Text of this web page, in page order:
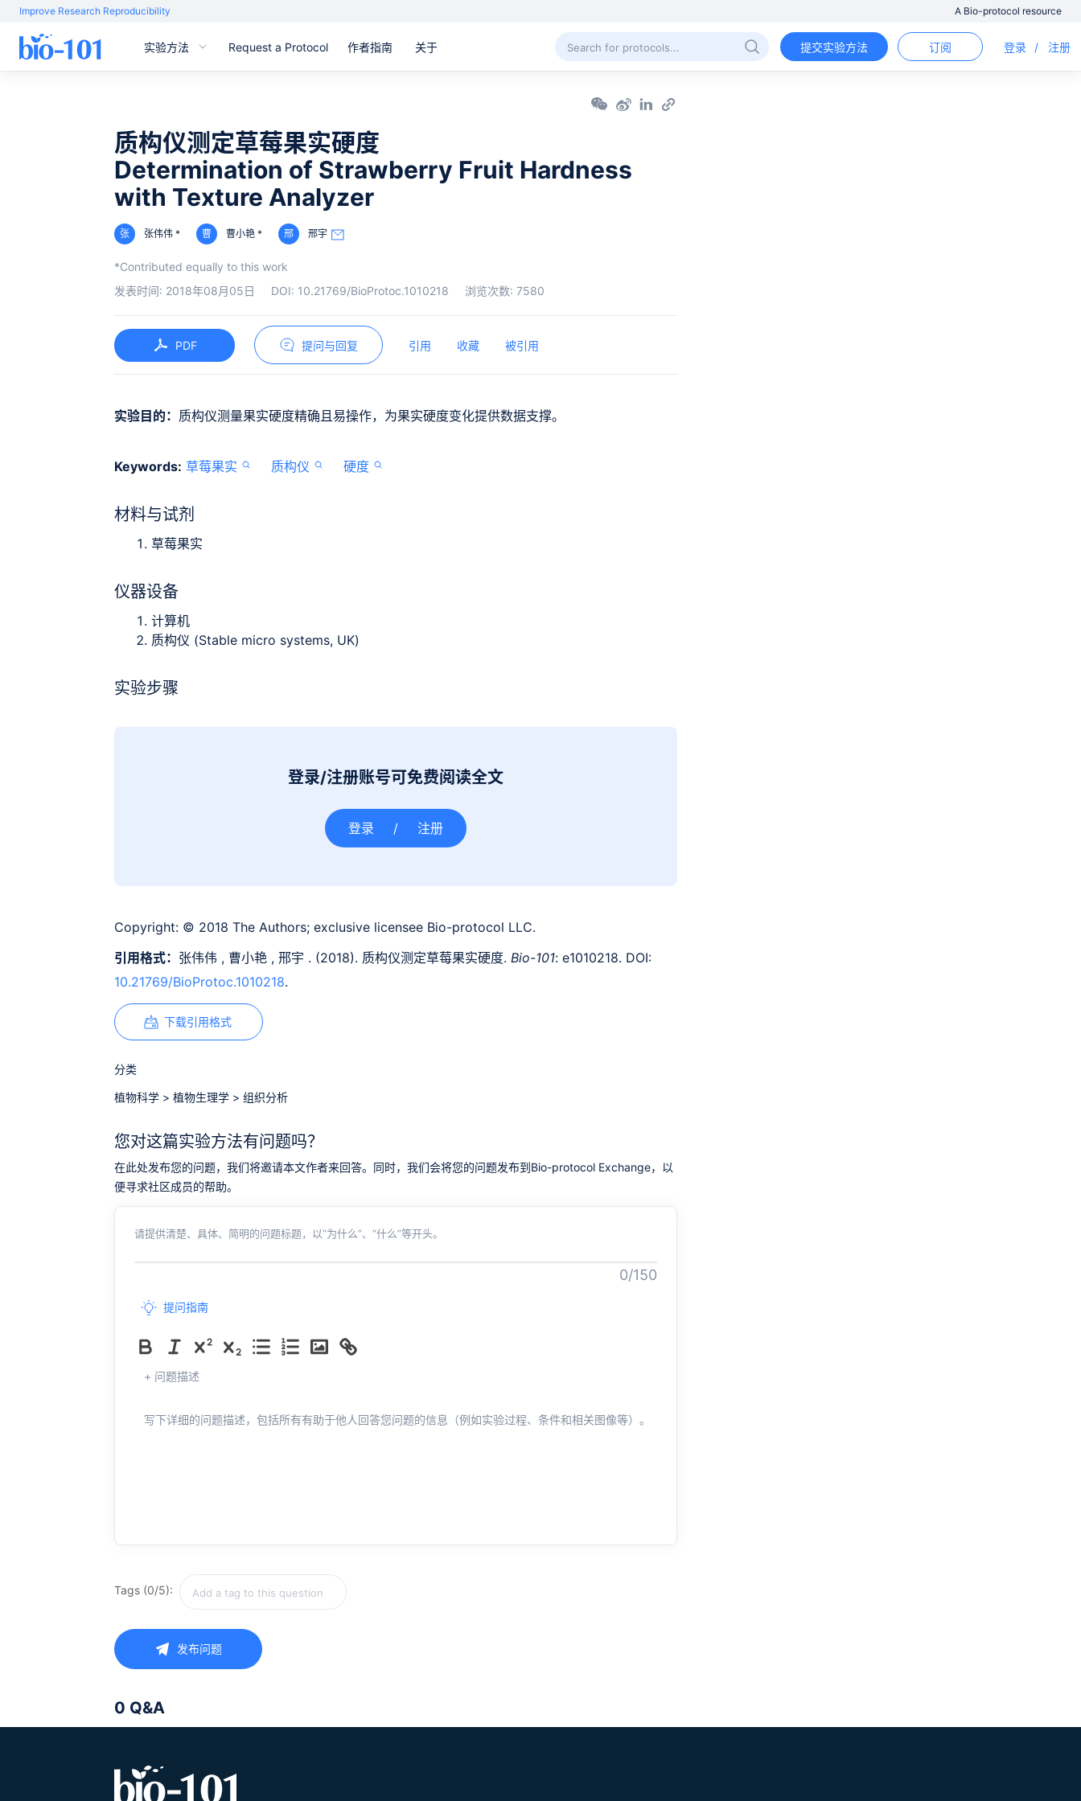
Improve Research Reproducibility A Bio-protocol resource
实验方法 Request a Protocol 作者指南 关于 提交实验方法 订阅 登录 / 注册
质构仪测定草莓果实硬度
Determination of Strawberry Fruit Hardness
with Texture Analyzer
张 张伟伟 * 曹 曹小艳 * 邢 邢宇
*Contributed equally to this work
发表时间: 2018年08月05日 DOI: 10.21769/BioProtoc.1010218 浏览次数: 7580
PDF 提问与回复 引用 收藏 被引用
实验目的： 质构仪测量果实硬度精确且易操作，为果实硬度变化提供数据支撑。
Keywords: 草莓果实 质构仪 硬度
材料与试剂
草莓果实
仪器设备
计算机
质构仪 (Stable micro systems, UK)
实验步骤
登录/注册账号可免费阅读全文
登录 / 注册
Copyright: © 2018 The Authors; exclusive licensee Bio-protocol LLC.
引用格式： 张伟伟 , 曹小艳 , 邢宇 . (2018). 质构仪测定草莓果实硬度. Bio-101: e1010218. DOI:
10.21769/BioProtoc.1010218.
下载引用格式
分类
植物科学 > 植物生理学 > 组织分析
您对这篇实验方法有问题吗？
在此处发布您的问题，我们将邀请本文作者来回答。同时，我们会将您的问题发布到Bio-protocol Exchange，以
便寻求社区成员的帮助。
请提供清楚、具体、简明的问题标题，以“为什么”、“什么”等开头。
0/150
提问指南
+ 问题描述
写下详细的问题描述，包括所有有助于他人回答您问题的信息（例如实验过程、条件和相关图像等）。
Tags (0/5):
发布问题
0 Q&A